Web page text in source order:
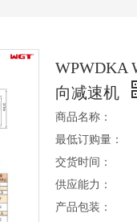
WPWDKA
向减速机
商品名称：
最低订购量：
交货时间：
供应能力：
产品包装：